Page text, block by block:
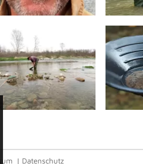
| Datenschutz